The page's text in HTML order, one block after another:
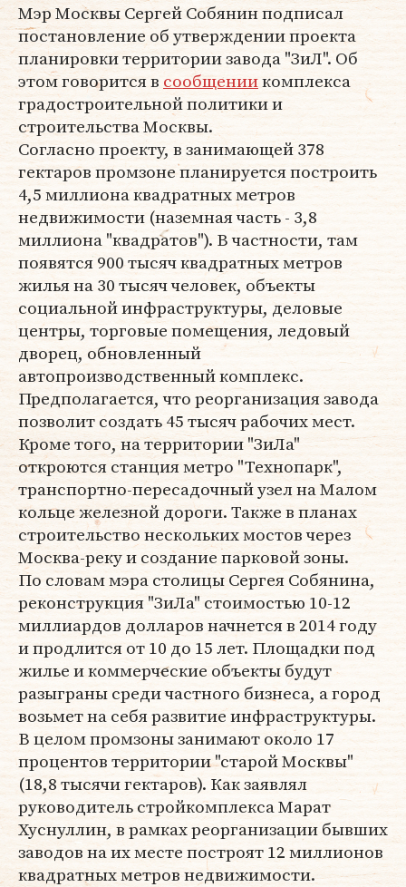
Мэр Москвы Сергей Собянин подписал
постановление об утверждении проекта
планировки территории завода "ЗиЛ". Об
этом говорится в сообщениикомплекса
градостроительной политики и
строительства Москвы.
Согласно проекту, в занимающей 378
гектаров промзоне планируется построить
4,5 миллиона квадратных метров
недвижимости (наземная часть - 3,8
миллиона "квадратов"). В частности, там
появятся 900 тысяч квадратных метров
жилья на 30 тысяч человек, объекты
социальной инфраструктуры, деловые
центры, торговые помещения, ледовый
дворец, обновленный
автопроизводственный комплекс.
Предполагается, что реорганизация завода
позволит создать 45 тысяч рабочих мест.
Кроме того, на территории "ЗиЛа"
откроются станция метро "Технопарк",
транспортно-пересадочный узел на Малом
кольце железной дороги. Также в планах
строительство нескольких мостов через
Москва-реку и создание парковой зоны.
По словам мэра столицы Сергея Собянина,
реконструкция "ЗиЛа" стоимостью 10-12
миллиардов долларов начнется в 2014 году
и продлится от 10 до 15 лет. Площадки под
жилье и коммерческие объекты будут
разыграны среди частного бизнеса, а город
возьмет на себя развитие инфраструктуры.
В целом промзоны занимают около 17
процентов территории "старой Москвы"
(18,8 тысячи гектаров). Как заявлял
руководитель стройкомплекса Марат
Хуснуллин, в рамках реорганизации бывших
заводов на их месте построят 12 миллионов
квадратных метров недвижимости.